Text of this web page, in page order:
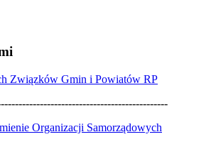
Związków Gmin i Powiatów RP
Organizacji Samorządowych